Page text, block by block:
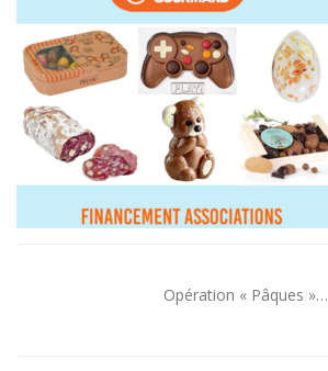
Opération « Pâques »…